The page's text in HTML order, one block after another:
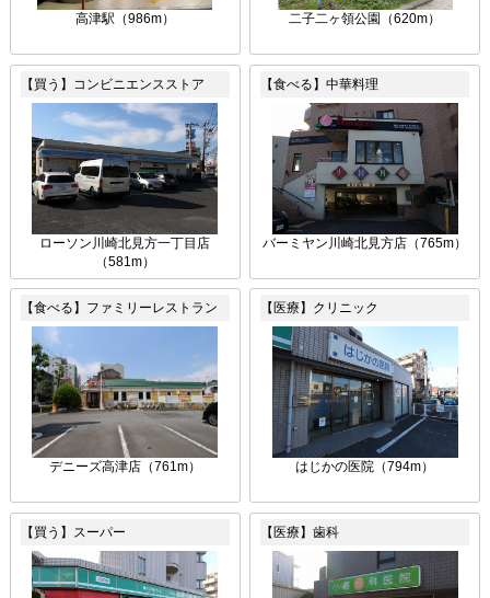
高津駅（986m） 二子二ヶ領公園（620m）
【買う】コンビニエンスストア
ローソン川崎北見方一丁目店
（581m）
【食べる】中華料理
バーミヤン川崎北見方店（765m）
【食べる】ファミリーレストラン
デニーズ高津店（761m）
【医療】クリニック
はじかの医院（794m）
【買う】スーパー 【医療】歯科